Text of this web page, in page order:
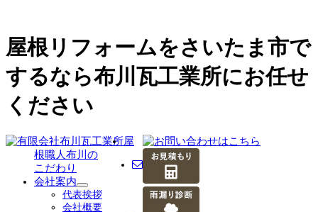
屋根リフォームをさいたま市で
するなら布川瓦工業所にお任せ
ください
屋
根職人布川の
こだわり
会社案内
サ
ブ
代表挨拶
会社概要